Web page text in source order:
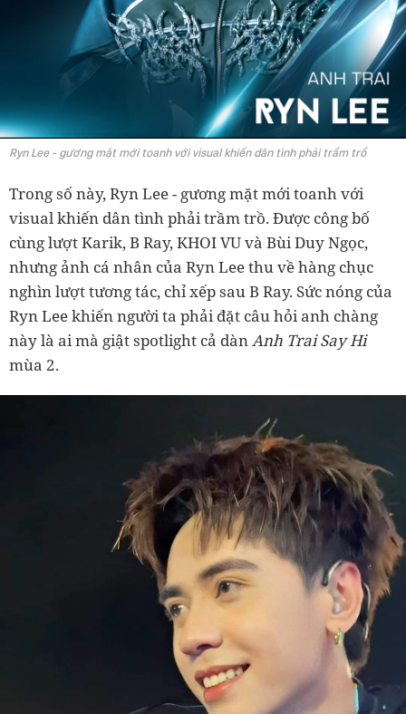
Ryn Lee - gương mặt mới toanh với visual khiến dân tình phải trầm trồ
Trong số này, Ryn Lee - gương mặt mới toanh với
visual khiến dân tình phải trầm trồ. Được công bố
cùng lượt Karik, B Ray, KHOI VU và Bùi Duy Ngọc,
nhưng ảnh cá nhân của Ryn Lee thu về hàng chục
nghìn lượt tương tác, chỉ xếp sau B Ray. Sức nóng của
Ryn Lee khiến người ta phải đặt câu hỏi anh chàng
này là ai mà giật spotlight cả dànAnh Trai Say Hi
mùa 2.